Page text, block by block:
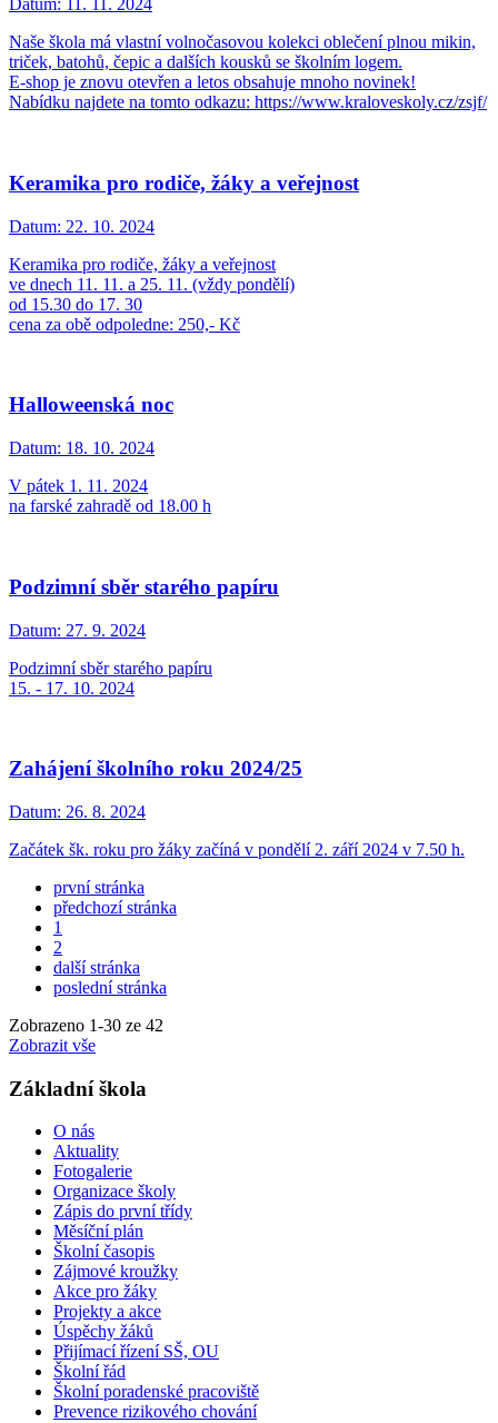
Datum:
11. 11. 2024
Naše škola má vlastní volnočasovou kolekci oblečení plnou mikin,
triček, batohů, čepic a dalších kousků se školním logem.
E-shop je znovu otevřen a letos obsahuje mnoho novinek!
Nabídku najdete na tomto odkazu: https://www.kraloveskoly.cz/zsjf/
Keramika pro rodiče, žáky a veřejnost
Datum: 22. 10. 2024
Keramika pro rodiče, žáky a veřejnost
ve dnech 11. 11. a 25. 11. (vždy pondělí)
od 15.30 do 17. 30
cena za obě odpoledne: 250,- Kč
Halloweenská noc
Datum: 18. 10. 2024
V pátek 1. 11. 2024
na farské zahradě od 18.00 h
Podzimní sběr starého papíru
Datum: 27. 9. 2024
Podzimní sběr starého papíru
15. - 17. 10. 2024
Zahájení školního roku 2024/25
Datum: 26. 8. 2024
Začátek šk. roku pro žáky začíná v pondělí 2. září 2024 v 7.50 h.
první stránka
předchozí stránka
1
2
další stránka
poslední stránka
Zobrazeno 1-30 ze 42
Zobrazit vše
Základní škola
O nás
Aktuality
Fotogalerie
Organizace školy
Zápis do první třídy
Měsíční plán
Školní časopis
Zájmové kroužky
Akce pro žáky
Projekty a akce
Úspěchy žáků
Přijímací řízení SŠ, OU
Školní řád
Školní poradenské pracoviště
Prevence rizikového chování